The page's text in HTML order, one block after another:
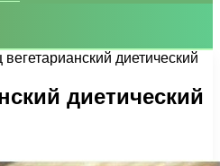
диетический
диетический